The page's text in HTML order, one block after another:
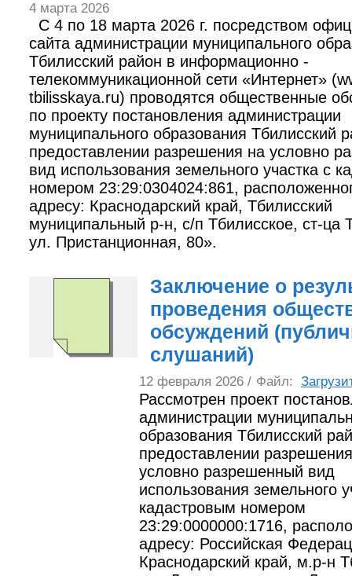
4 марта 2026
С 4 по 18 марта 2026 г. посредством
сайта администрации муниципального
Тбилисский район в информационно -
телекоммуникационной сети «Интернет»
tbilisskaya.ru) проводятся общественные
по проекту постановления администрации
муниципального образования Тбилисский
предоставлении разрешения на условно
вид использования земельного участка с
номером 23:29:0304024:861,
адресу: Краснодарский край, Тбилисский
муниципальный р-н, с/п Тбилисское, ст-ца
ул. Пристанционная, 80».
Заключение о
проведения
обсуждений
слушаний)
12 февраля 2026 / Файл:
Рассмотрен проект
администрации
образования Тбилисский
предоставлении
условно разрешенный вид
использования земельного
кадастровым номером
23:29:0000000:1716,
адресу: Российская
Краснодарский край, м.р-н